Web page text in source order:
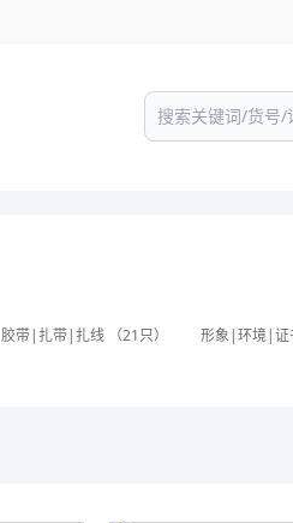
胶带|扎带|扎线 （21只）
形象|环境|证